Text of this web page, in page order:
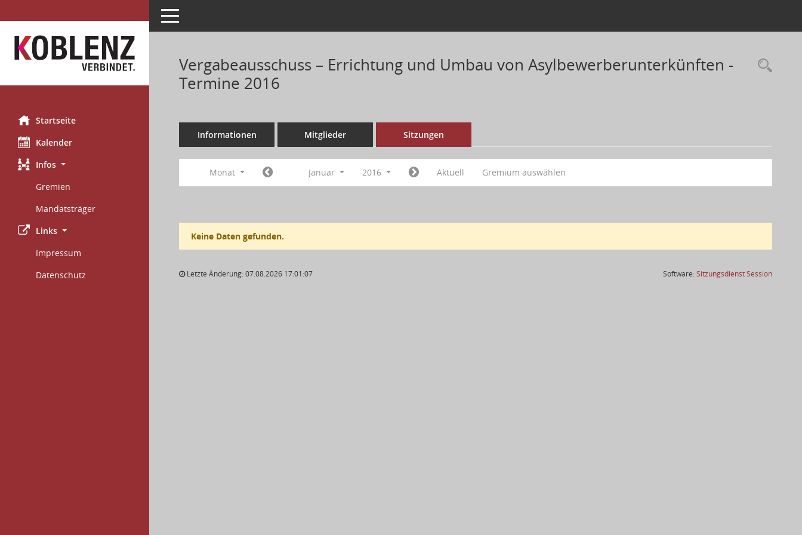
Startseite
Kalender
Infos
Gremien
Mandatsträger
Links
Impressum
Datenschutz
Toggle navigation
Vergabeausschuss – Errichtung und Umbau von Asylbewerberunterkünften -
Termine 2016
Informationen Mitglieder Sitzungen
Monat Januar 2016 Aktuell Gremium auswählen
Keine Daten gefunden.
Letzte Änderung: 07.08.2026 17:01:07 Software:SitzungsdienstSession(Wird in